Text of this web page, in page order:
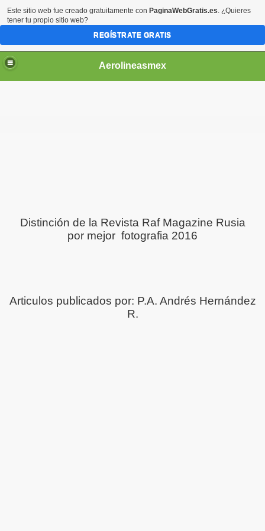
Aerolineasmex
Distinción de la Revista Raf Magazine Rusia
por mejor fotografia 2016
Articulos publicados por: P.A. Andrés Hernández
R.
Este sitio web fue creado gratuitamente con PaginaWebGratis.es. ¿Quieres
tener tu propio sitio web?
REGÍSTRATE GRATIS